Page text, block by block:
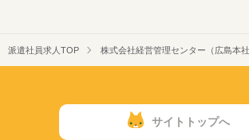
派遣社員求人TOP 株式会社経営管理センター（広島本
サイトトップへ